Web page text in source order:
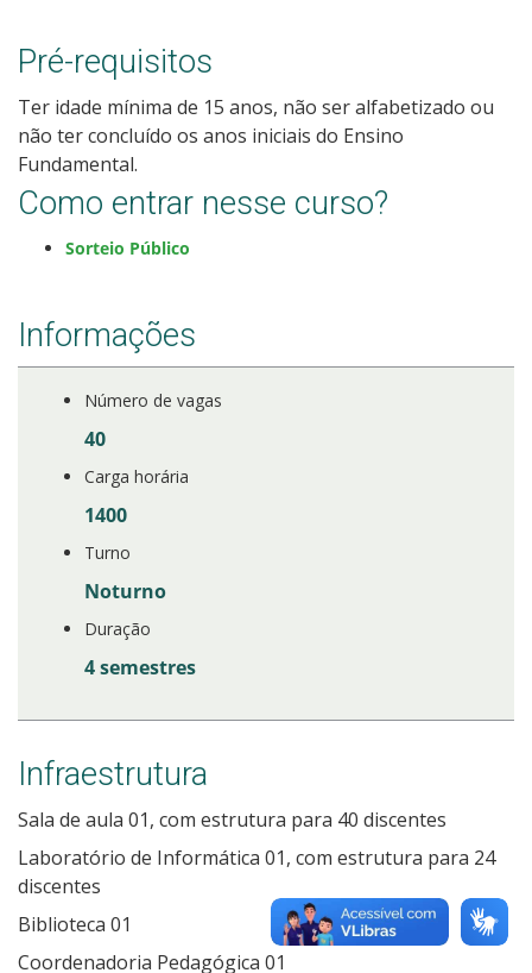
Orientações para comprovação de cotas
Inscrições e acompanhamento
Orientações para Matrícula
Estatísticas dos Processos Seletivos
Cadastro de interesse
Pré-requisitos
Ter idade mínima de 15 anos, não ser alfabetizado ou
não ter concluído os anos iniciais do Ensino
Fundamental.
Como entrar nesse curso?
Sorteio Público
Informações
Número de vagas
40
Carga horária
1400
Turno
Noturno
Duração
4 semestres
Infraestrutura
Sala de aula 01, com estrutura para 40 discentes
Laboratório de Informática 01, com estrutura para 24
discentes
Biblioteca 01
Coordenadoria Pedagógica 01